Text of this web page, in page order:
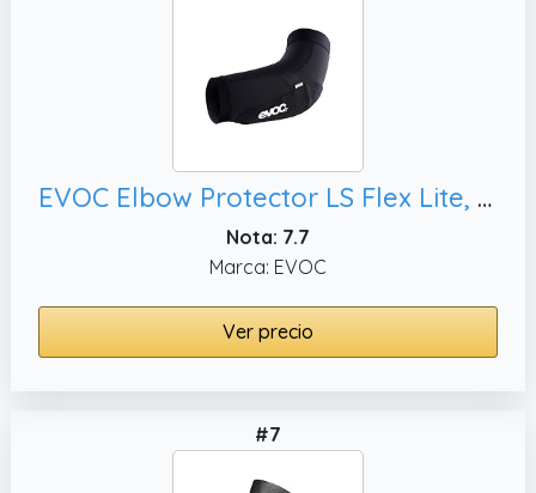
EVOC Elbow Protector LS Flex Lite, Negro
Nota: 7.7
Marca: EVOC
Ver precio
#7